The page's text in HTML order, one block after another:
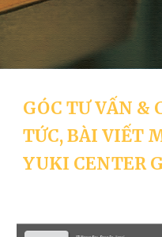
GÓC TƯ VẤN &
TỨC, BÀI VIẾT
YUKI CENTER